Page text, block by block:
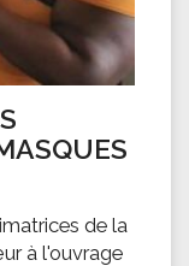
de la
à l'ouvrage